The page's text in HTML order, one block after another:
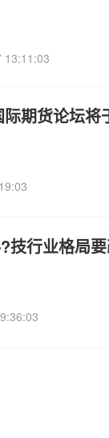
13:11:03
期货论坛
技行业格局